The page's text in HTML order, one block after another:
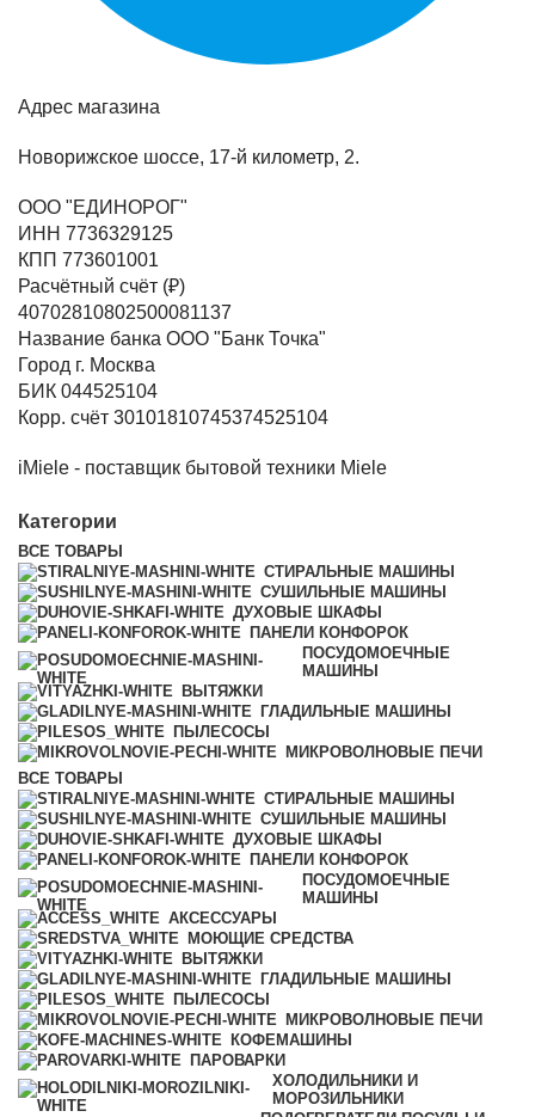
Адрес магазина
Новорижское шоссе, 17-й километр, 2.
ООО "ЕДИНОРОГ"
ИНН 7736329125
КПП 773601001
Расчётный счёт (₽)
40702810802500081137
Название банка ООО "Банк Точка"
Город г. Москва
БИК 044525104
Корр. счёт 30101810745374525104
iMiele - поставщик бытовой техники Miele
Категории
ВСЕ ТОВАРЫ
СТИРАЛЬНЫЕ МАШИНЫ
СУШИЛЬНЫЕ МАШИНЫ
ДУХОВЫЕ ШКАФЫ
ПАНЕЛИ КОНФОРОК
ПОСУДОМОЕЧНЫЕ
МАШИНЫ
ВЫТЯЖКИ
ГЛАДИЛЬНЫЕ МАШИНЫ
ПЫЛЕСОСЫ
МИКРОВОЛНОВЫЕ ПЕЧИ
ВСЕ ТОВАРЫ
СТИРАЛЬНЫЕ МАШИНЫ
СУШИЛЬНЫЕ МАШИНЫ
ДУХОВЫЕ ШКАФЫ
ПАНЕЛИ КОНФОРОК
ПОСУДОМОЕЧНЫЕ
МАШИНЫ
АКСЕССУАРЫ
МОЮЩИЕ СРЕДСТВА
ВЫТЯЖКИ
ГЛАДИЛЬНЫЕ МАШИНЫ
ПЫЛЕСОСЫ
МИКРОВОЛНОВЫЕ ПЕЧИ
КОФЕМАШИНЫ
ПАРОВАРКИ
ХОЛОДИЛЬНИКИ И
МОРОЗИЛЬНИКИ